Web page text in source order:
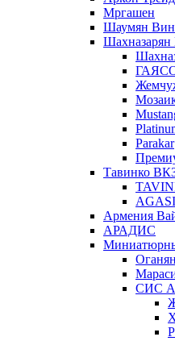
Мргашен
Шаумян Вин
Parakar
Тавинко
AGASI
Армения
АРАДИС
СИС